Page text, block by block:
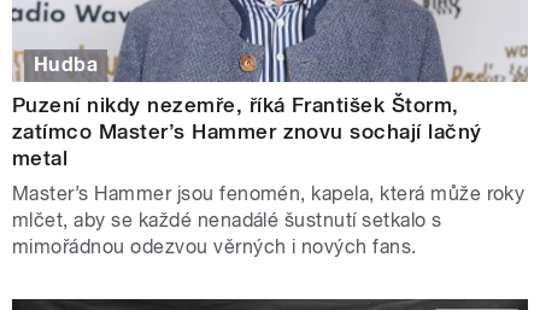
Hudba
Puzení nikdy nezemře, říká František Štorm,
zatímco Master’s Hammer znovu sochají lačný
metal
Master’s Hammer jsou fenomén, kapela, která může roky
mlčet, aby se každé nenadálé šustnutí setkalo s
mimořádnou odezvou věrných i nových fans.